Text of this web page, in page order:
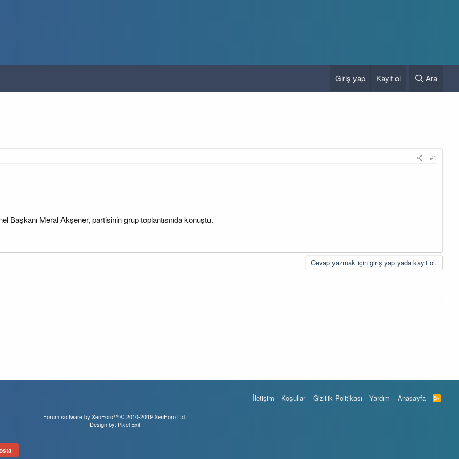
Giriş yap Kayıt ol Ara
#1
Başkanı Meral Akşener, partisinin grup toplantısında konuştu.
Cevap yazmak için giriş yap yada kayıt ol.
İletişim Koşullar Gizlilik Politikası Yardım Anasayfa
R
S
Forum software by XenForo™© 2010-2019 XenForo Ltd.
Design by: Pixel Exit